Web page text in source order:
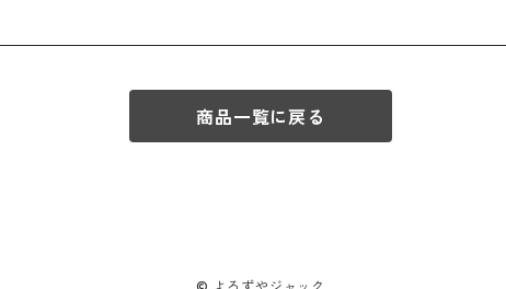
商品一覧に戻る